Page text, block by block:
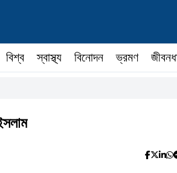
বিশ্ব স্বাস্থ্য বিনোদন ভ্রমণ